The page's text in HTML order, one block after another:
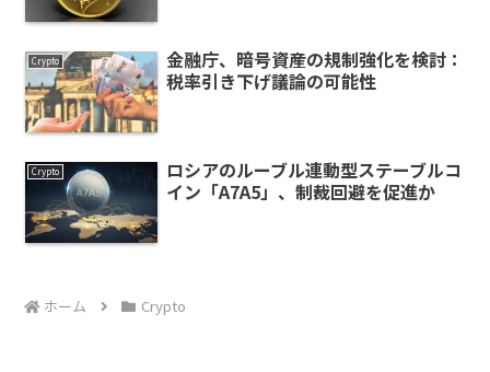
Crypto
金融庁、暗号資産の規制強化を検討：
税率引き下げ議論の可能性
Crypto
ロシアのルーブル連動型ステーブルコ
イン「A7A5」、制裁回避を促進か
ホーム Crypto